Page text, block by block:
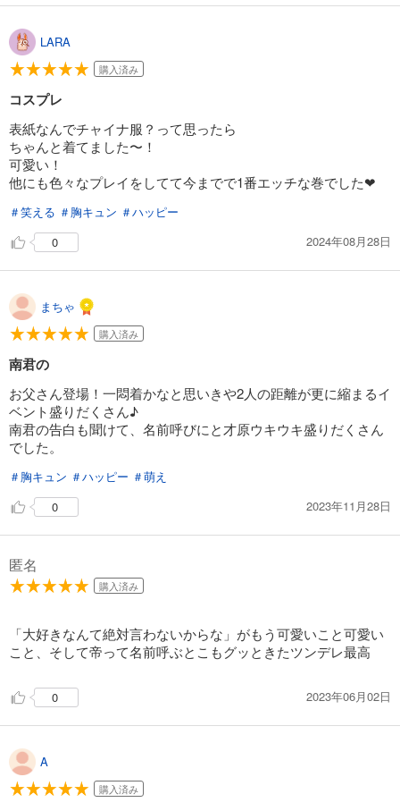
LARA
購入済み
コスプレ
表紙なんでチャイナ服？って思ったら
ちゃんと着てました〜！
可愛い！
他にも色々なプレイをしてて今までで1番エッチな巻でした❤
＃笑える ＃胸キュン ＃ハッピー
0
2024年08月28日
まちゃ
購入済み
南君の
お父さん登場！一悶着かなと思いきや2人の距離が更に縮まるイ
ベント盛りだくさん♪
南君の告白も聞けて、名前呼びにと才原ウキウキ盛りだくさん
でした。
＃胸キュン ＃ハッピー ＃萌え
0
2023年11月28日
匿名
購入済み
「大好きなんて絶対言わないからな」がもう可愛いこと可愛い
こと、そして帝って名前呼ぶとこもグッときたツンデレ最高
0 2023年06月02日
A
購入済み